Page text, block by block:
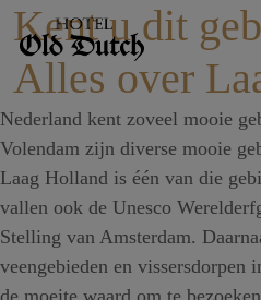
Kent u dit
Alles over
Nederland kent zoveel mooie
Volendam zijn diverse mooie
Laag Holland is één van die
vallen ook de Unesco
Stelling van Amsterdam.
veengebieden en
de moeite waard om te